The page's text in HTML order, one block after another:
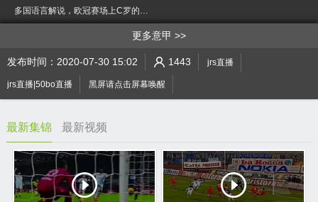
多国语言解说，欧冠赛场上C罗的世界级倒挂金钩！
更多意甲
发布时间：2020-07-30 15:02 1443 jrs直播
jrs直播|50bo直播 黑屏请点击屏幕唤醒
最新集锦 最新视频